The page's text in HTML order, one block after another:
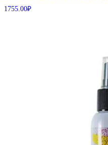
1755.00₽